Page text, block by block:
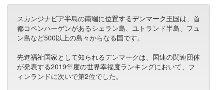
スカンジナビア半島の南端に位置するデンマーク王国は、首
都コペンハーゲンがあるシェラン島、ユトランド半島、フュ
ン島など500以上の島々からなる国です。
先進福祉国家として知られるデンマークは、国連の関連団体
が発表する2019年度の世界幸福度ランキングにおいて、フ
ィンランドに次いで第2位でした。